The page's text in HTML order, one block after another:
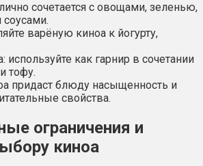
сочетается с овощами, зеленью,
варёную киноа к йогурту,
как гарнир в сочетании
тофу.
придаст блюду насыщенность и
свойства.
ограничения и
киноа